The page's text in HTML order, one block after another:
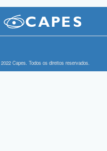
Capes. Todos os direitos reservados.